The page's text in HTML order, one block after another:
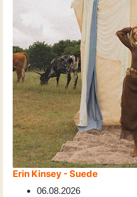
Erin Kinsey - Suede
06.08.2026